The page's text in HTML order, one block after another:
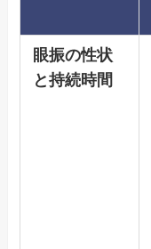
眼振の性状
と持続時間